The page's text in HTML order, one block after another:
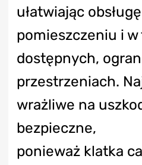
ułatwiając
pomieszczeniu i
dostępnych,
przestrzeniach.
wrażliwe na
bezpieczne,
ponieważ klatka